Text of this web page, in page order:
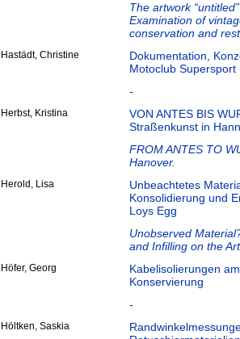
The artwork
Examination of
conservation and
Hastädt, Christine
Dokumentation,
Motoclub Supersport
-
Herbst, Kristina
VON ANTES BIS
Straßenkunst in
FROM ANTES TO
Hanover.
Herold, Lisa
Unbeachtetes
Konsolidierung und
Loys Egg
Unobserved
and Infilling on the
Höfer, Georg
Kabelisolierungen
Konservierung
-
Höltken, Saskia